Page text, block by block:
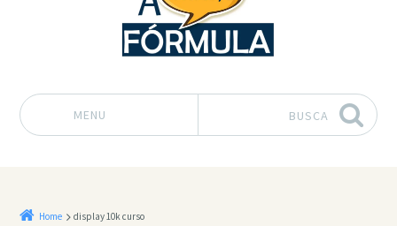
MENU BUSCA
Home display 10k curso